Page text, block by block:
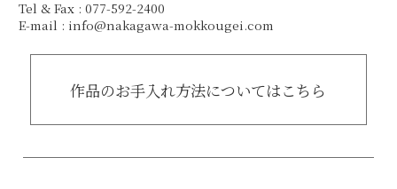
Tel & Fax : 077-592-2400
E-mail : info@nakagawa-mokkougei.com
作品のお手入れ方法についてはこちら